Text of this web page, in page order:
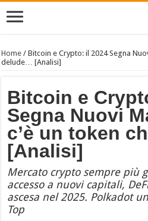
Home /Bitcoin e Crypto: il 2024 Segna
delude… [Analisi]
Bitcoin e
Segna Nuovi
c’è un token
[Analisi]
Mercato crypto sempre più
accesso a nuovi capitali,
ascesa nel 2025. Polkadot
Top